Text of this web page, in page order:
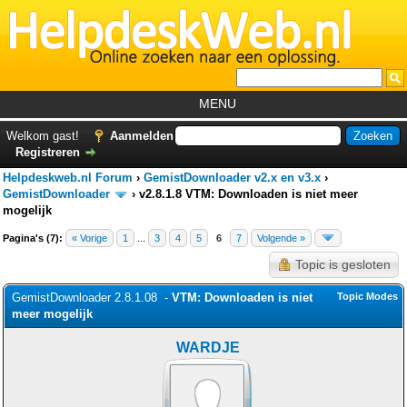
MENU
Foutcodes
GemistDownloader*
Forum
Welkom gast!
Aanmelden
Registreren
Helpdeskweb.nl Forum › GemistDownloader v2.x en v3.x ›
GemistDownloader
› v2.8.1.8 VTM: Downloaden is niet meer
mogelijk
Pagina's (7): « Vorige 1 3 4 5 6 7 Volgende »
Topic is gesloten
Topic Modes
GemistDownloader 2.8.1.08 - VTM: Downloaden is niet
meer mogelijk
WARDJE